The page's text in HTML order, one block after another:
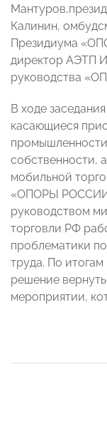
Калинин,
Президиума
директор АЭТП
руководства
В ходе
касающиеся
собственности,
мобильной
«ОПОРЫ
руководством
торговли РФ
проблематики
труда. По
решение
мероприятии,